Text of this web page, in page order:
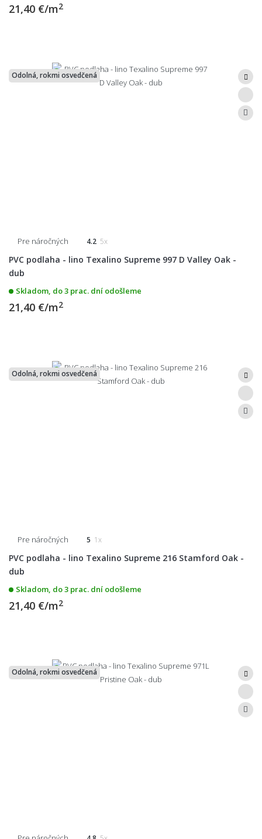
21,40 €/m2
Odolná, rokmi osvedčená
Pre náročných 4.2 5x
PVC podlaha - lino Texalino Supreme 997 D Valley Oak -
dub
Skladom, do 3 prac. dní odošleme
21,40 €/m2
Odolná, rokmi osvedčená
Pre náročných 5 1x
PVC podlaha - lino Texalino Supreme 216 Stamford Oak -
dub
Skladom, do 3 prac. dní odošleme
21,40 €/m2
Odolná, rokmi osvedčená